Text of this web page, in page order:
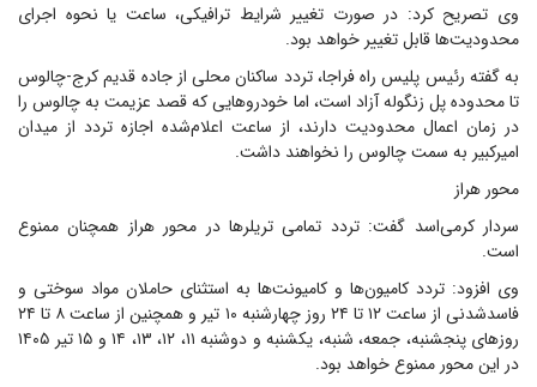
وی تصریح کرد: در صورت تغییر شرایط ترافیکی، ساعت یا نحوه اجرای
محدودیت‌ها قابل تغییر خواهد بود.
به گفته رئیس پلیس راه فراجا، تردد ساکنان محلی از جاده قدیم کرج-چالوس
تا محدوده پل زنگوله آزاد است، اما خودروهایی که قصد عزیمت به چالوس را
در زمان اعمال محدودیت دارند، از ساعت اعلام‌شده اجازه تردد از میدان
امیرکبیر به سمت چالوس را نخواهند داشت.
محور هراز
سردار کرمی‌اسد گفت: تردد تمامی تریلرها در محور هراز همچنان ممنوع
است.
وی افزود: تردد کامیون‌ها و کامیونت‌ها به استثنای حاملان مواد سوختی و
فاسدشدنی از ساعت ۱۲ تا ۲۴ روز چهارشنبه ۱۰ تیر و همچنین از ساعت ۸ تا ۲۴
روزهای پنجشنبه، جمعه، شنبه، یکشنبه و دوشنبه ۱۱، ۱۲، ۱۳، ۱۴ و ۱۵ تیر ۱۴۰۵
در این محور ممنوع خواهد بود.